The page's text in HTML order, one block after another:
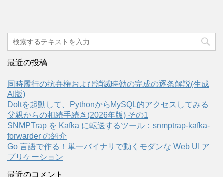
最近の投稿
同時履行の抗弁権および消滅時効の完成の逐条解説(生成
AI版)
Doltを起動して、PythonからMySQL的アクセスしてみる
父親からの相続手続き(2026年版) その1
SNMPTrap を Kafka に転送するツール：snmptrap-kafka-
forwarder の紹介
Go 言語で作る！単一バイナリで動くモダンな Web UI ア
プリケーション
最近のコメント